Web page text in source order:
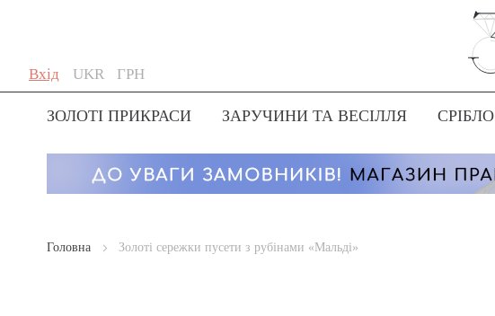
Вхід
Skip
to
Content
Мова
UKR Валюта
ГРН
ЗОЛОТІ ПРИКРАСИ ЗАРУЧИНИ ТА ВЕСІЛЛЯ СРІБЛО
Головна Золоті сережки пусети з рубінами «Мальді»